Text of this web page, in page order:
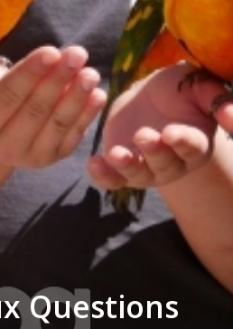
Questions